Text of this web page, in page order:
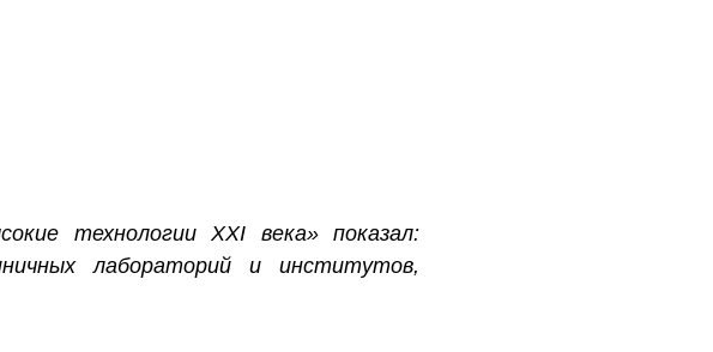
технологии XXI века» показал:
лабораторий и институтов,